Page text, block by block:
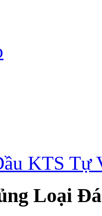
KTS Tự
Loại Đá